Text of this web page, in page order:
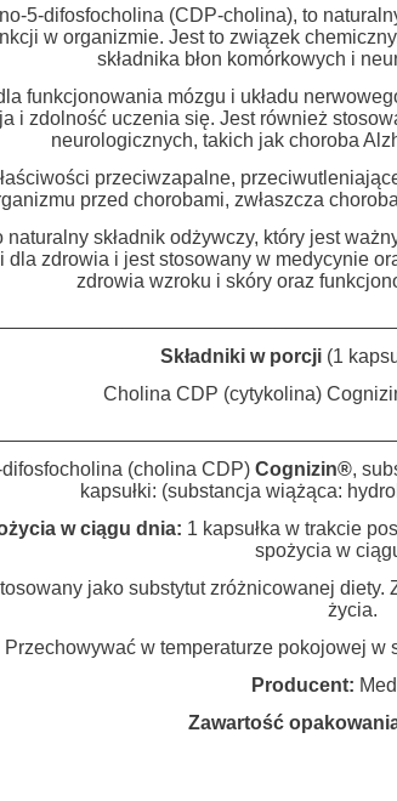
5-difosfocholina (CDP-cholina), to
w organizmie. Jest to związek
składnika błon komórkowych i
funkcjonowania mózgu i układu
i zdolność uczenia się. Jest również
neurologicznych, takich jak choroba
przeciwzapalne,
przed chorobami, zwłaszcza
składnik odżywczy, który jest
dla zdrowia i jest stosowany w medycynie
zdrowia wzroku i skóry oraz
Składniki w porcji (1
Cholina CDP (cytykolina)
(cholina CDP) Cognizin®,
kapsułki: (substancja wiążąca:
w ciągu dnia: 1 kapsułka w trakcie
spożycia w
jako substytut zróżnicowanej
życia.
w temperaturze pokojowej
Producent:
Zawartość